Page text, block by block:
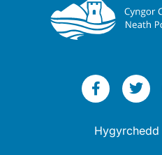
Hygyrchedd